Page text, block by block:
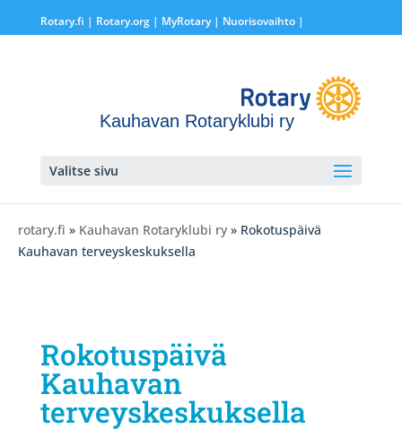
Rotary.fi | Rotary.org| MyRotary | Nuorisovaihto|
Kauhavan Rotaryklubi ry
Valitse sivu
rotary.fi » Kauhavan Rotaryklubi ry » Rokotuspäivä
Kauhavan terveyskeskuksella
Rokotuspäivä
Kauhavan
terveyskeskuksella